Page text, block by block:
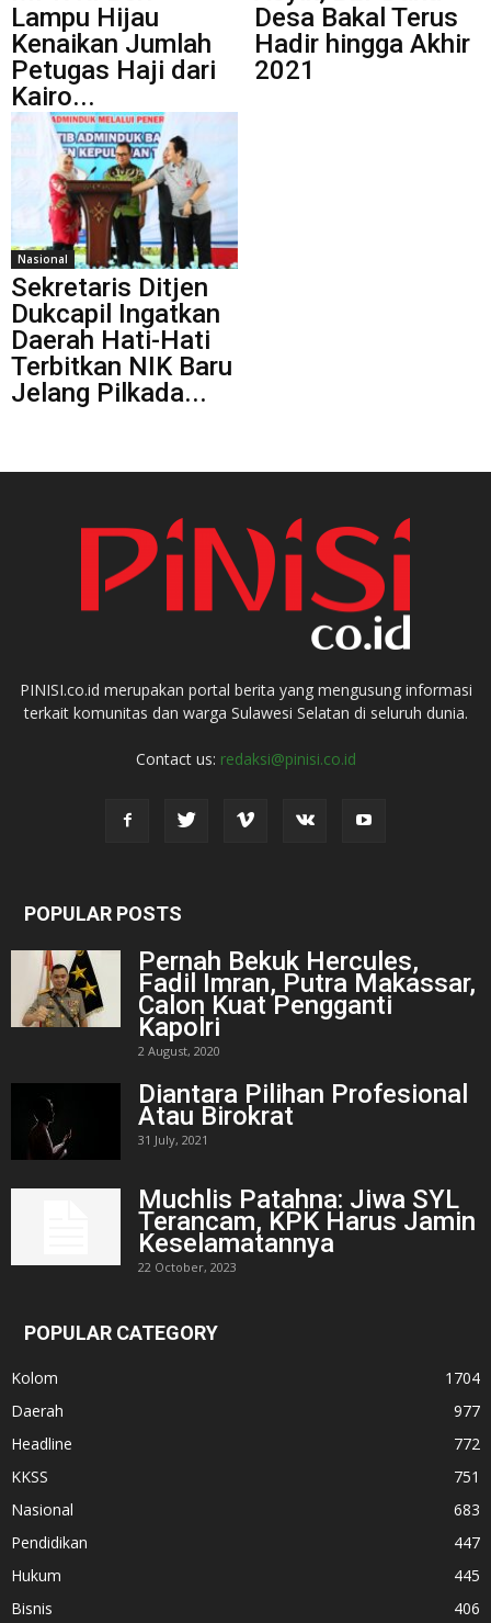
Lampu Hijau
Kenaikan Jumlah
Petugas Haji dari
Kairo...
Desa Bakal Terus
Hadir hingga Akhir
2021
Nasional
Sekretaris Ditjen
Dukcapil Ingatkan
Daerah Hati-Hati
Terbitkan NIK Baru
Jelang Pilkada...
PINISI.co.id merupakan portal berita yang mengusung informasi
terkait komunitas dan warga Sulawesi Selatan di seluruh dunia.
Contact us: redaksi@pinisi.co.id
POPULAR POSTS
Pernah Bekuk Hercules,
Fadil Imran, Putra Makassar,
Calon Kuat Pengganti
Kapolri
2 August, 2020
Diantara Pilihan Profesional
Atau Birokrat
31 July, 2021
Muchlis Patahna: Jiwa SYL
Terancam, KPK Harus Jamin
Keselamatannya
22 October, 2023
POPULAR CATEGORY
Kolom
1704
Daerah
977
Headline
772
KKSS
751
Nasional
683
Pendidikan
447
Hukum
445
Bisnis
406